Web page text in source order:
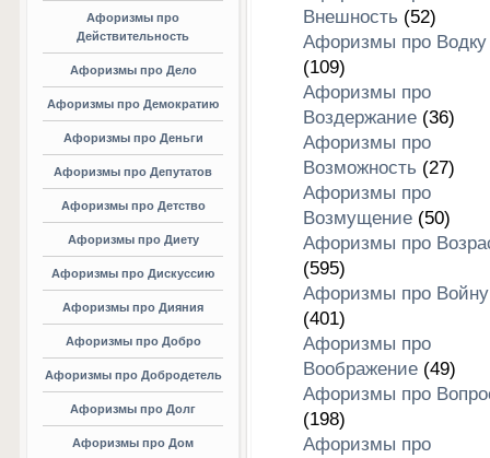
Афоризмы про
Действительность
Афоризмы про Дело
Афоризмы про Демократию
Афоризмы про Деньги
Афоризмы про Депутатов
Афоризмы про Детство
Афоризмы про Диету
Афоризмы про Дискуссию
Афоризмы про Дияния
Афоризмы про Добро
Афоризмы про Добродетель
Афоризмы про Долг
Афоризмы про Дом
Внешность (52)
Афоризмы про Водку
(109)
Афоризмы про
Воздержание(36)
Афоризмы про
Возможность (27)
Афоризмы про
Возмущение(50)
Афоризмы про
(595)
Афоризмы про Войну
(401)
Афоризмы про
Воображение(49)
Афоризмы про
(198)
Афоризмы про